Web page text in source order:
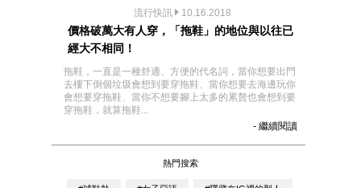
流行快訊 10.16.2018
價格破萬大有人穿，「拖鞋」的地位與以往已
經大不相同！
拖鞋，一直是一種舒適、方便的代名詞，當你想要出門
去樓下倒個垃圾會想到要穿拖鞋、當你想要去海邊玩你
會想要穿拖鞋、當你不想要腳上太多的累贅也會想到要
穿拖鞋，就算拖鞋...
- 繼續閱讀
熱門搜索